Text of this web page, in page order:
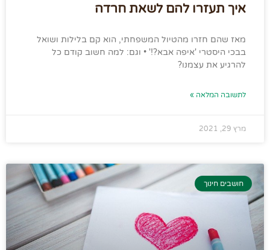
איך תעזרו להם לשאת חרדה
מאז שהם חזרו מהטיול המשפחתי, הוא קם בלילות ושואל
בבכי היסטרי 'איפה אבא?!' • וגם: למה חשוב קודם כל
להרגיע את עצמנו?
לתשובה המלאה »
מרץ 29, 2021
חושבים חינוך